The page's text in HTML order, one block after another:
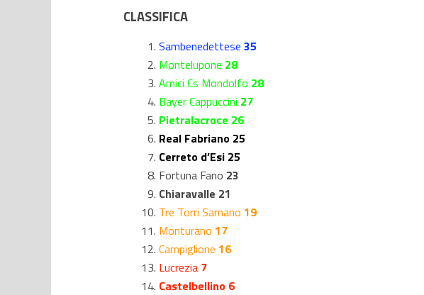
CLASSIFICA
Sambenedettese 35
Montelupone 28
Amici Cs Mondolfo 28
Bayer Cappuccini 27
Pietralacroce 26
Real Fabriano 25
Cerreto d’Esi 25
Fortuna Fano 23
Chiaravalle 21
Tre Torri Sarnano 19
Monturano 17
Campiglione 16
Lucrezia 7
Castelbellino 6